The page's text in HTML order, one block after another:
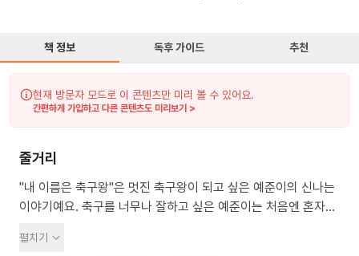
책 정보 독후 가이드 추천
현재 방문자 모드로 이 콘텐츠만 미리 볼 수 있어요.
간편하게 가입하고 다른 콘텐츠도 미리보기 >
줄거리
"내 이름은 축구왕"은 멋진 축구왕이 되고 싶은 예준이의 신나는
이야기예요. 축구를 너무나 잘하고 싶은 예준이는 처음엔 혼자서
것이 얼마나 중요한지 깨닫고 멋진 팀워크를 보여주려고
펼치기